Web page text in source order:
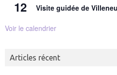
12 Visite guidée de
Voir le calendrier
Articles récent